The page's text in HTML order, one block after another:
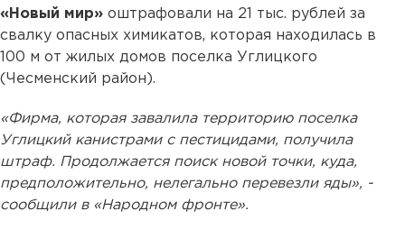
«Новый мир» оштрафовали на 21 тыс. рублей за
свалку опасных химикатов, которая находилась в
100 м от жилых домов поселка Углицкого
(Чесменский район).
«Фирма, которая завалила территорию поселка
Углицкий канистрами с пестицидами, получила
штраф. Продолжается поиск новой точки, куда,
предположительно, нелегально перевезли яды», -
сообщили в «Народном фронте».